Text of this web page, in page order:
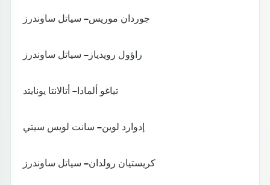
جوردان موريس – سياتل ساوندرز
راؤول رويدياز – سياتل ساوندرز
تياغو ألمادا – أتالانتا يونايتد
إدوارد لوين – سانت لويس سيتي
كريستيان رولدان – سياتل ساوندرز